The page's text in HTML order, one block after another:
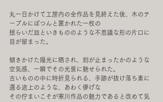
丸一日かけて工房内の全作品を見終えた後、木のテ
ーブルにぽつんと置かれた一枚の
揺らいだ皿といきもののような不思議な形の片口に
目が留まった。
傾きかけた陽光に晒され、刻が止まったかのような
空気感、一瞬でその光景に魅せられた。
古いものの中に時折見られる、手跡が抜け落ち素に
還る途上のような、あわく儚げな
その佇まいこそが寒川作品の魅力であると改めて気